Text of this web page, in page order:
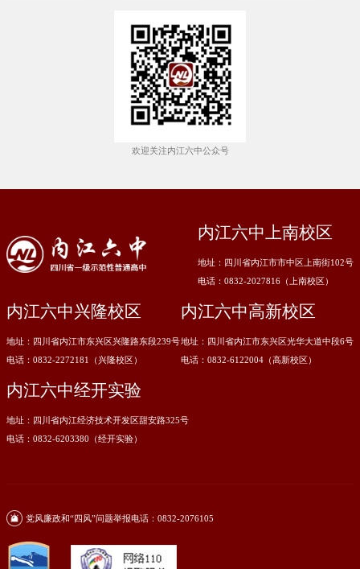
欢迎关注内江六中公众号
内江六中上南校区
地址：四川省内江市市中区上南街102号
电话：0832-2027816（上南校区）
内江六中兴隆校区
地址：四川省内江市东兴区兴隆路东段239号
电话：0832-2272181（兴隆校区）
内江六中高新校区
地址：四川省内江市东兴区光华大道中段6号
电话：0832-6122004（高新校区）
内江六中经开实验
地址：四川省内江经济技术开发区甜安路325号
电话：0832-6203380（经开实验）
党风廉政和“四风”问题举报电话：0832-2076105